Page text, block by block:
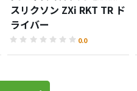
スリクソン ZXi RKT TR ド
ライバー
0.0